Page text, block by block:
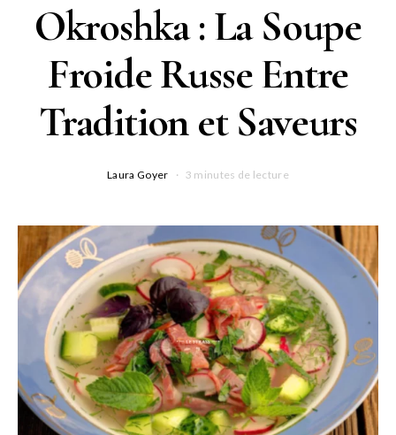
Okroshka : La Soupe
Froide Russe Entre
Tradition et Saveurs
Laura Goyer 3 minutes de lecture